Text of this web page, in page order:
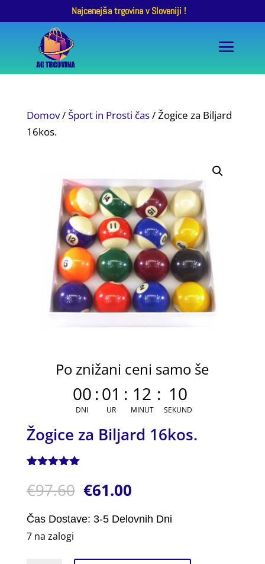
Najcenejša trgovina v Sloveniji !
Domov/Šport in Prosti čas/ Žogice za Biljard
16kos.
Po znižani ceni samo še
00
DNI
:01
UR
: 12
MINUT
: 10
SEKUND
Žogice za Biljard 16kos.
5.00od 5
na podlagi
stranke
€97.60 €61.00
Čas Dostave: 3-5 Delovnih Dni
7 na zalogi